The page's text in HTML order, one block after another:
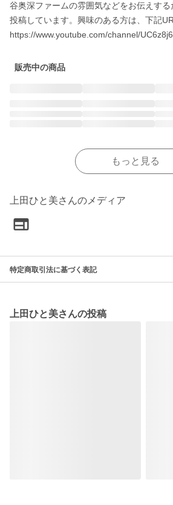
谷奥深ファームの雰囲気などをお伝えす
投稿しています。興味のある方は、下記
販売中の商品
もっと見る
上田ひと美さんのメディア
特定商取引法に基づく表記
上田ひと美さんの投稿